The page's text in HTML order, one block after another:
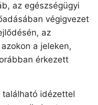
az egészségügyi
végigvezet
az
a jeleken,
érkezett
található idézettel